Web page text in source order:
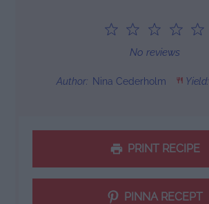
4
Stars
Stars
1
Star
No reviews
Author: Nina Cederholm Yield:
PRINT RECIPE
PINNA RECEPT